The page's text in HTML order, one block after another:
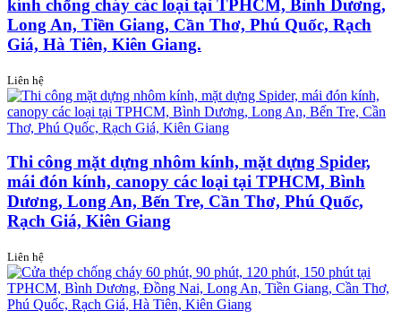
kính chống cháy các loại tại TPHCM, Bình Dương,
Long An, Tiền Giang, Cần Thơ, Phú Quốc, Rạch
Giá, Hà Tiên, Kiên Giang.
Liên hệ
Thi công mặt dựng nhôm kính, mặt dựng Spider,
mái đón kính, canopy các loại tại TPHCM, Bình
Dương, Long An, Bến Tre, Cần Thơ, Phú Quốc,
Rạch Giá, Kiên Giang
Liên hệ